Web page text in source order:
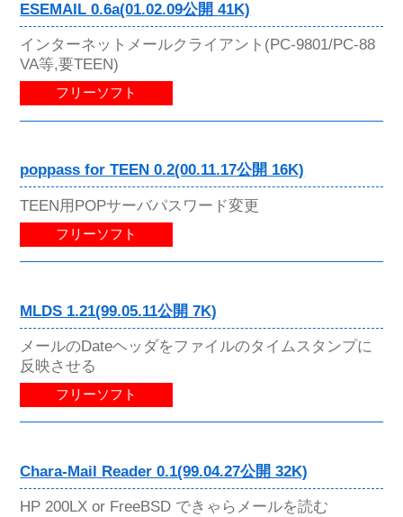
ESEMAIL 0.6a(01.02.09公開 41K)
インターネットメールクライアント(PC-9801/PC-88
VA等,要TEEN)
フリーソフト
poppass for TEEN 0.2(00.11.17公開 16K)
TEEN用POPサーバパスワード変更
フリーソフト
MLDS 1.21(99.05.11公開 7K)
メールのDateヘッダをファイルのタイムスタンプに
反映させる
フリーソフト
Chara-Mail Reader 0.1(99.04.27公開 32K)
HP 200LX or FreeBSD できゃらメールを読む